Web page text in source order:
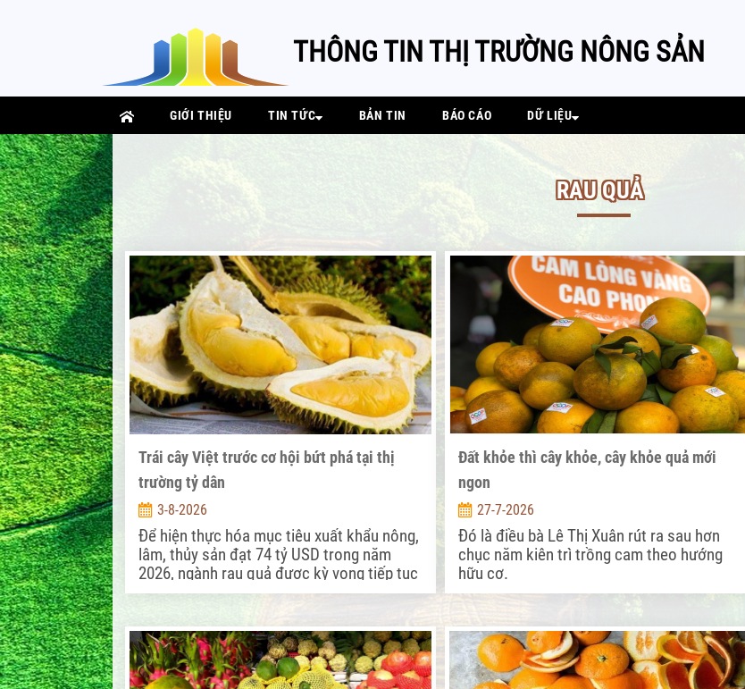
THÔNG TIN THỊ TRƯỜNG NÔNG SẢN
GIỚI THIỆU TIN TỨC BẢN TIN BÁO CÁO DỮ LIỆU
RAU QUẢ
Trái cây Việt trước cơ hội bứt phá tại thị
trường tỷ dân
3-8-2026
Để hiện thực hóa mục tiêu xuất khẩu nông,
lâm, thủy sản đạt 74 tỷ USD trong năm
2026, ngành rau quả được kỳ vọng tiếp tục
là một trong những động lực tăng trưởng
Đất khỏe thì cây khỏe, cây khỏe quả mới
ngon
27-7-2026
Đó là điều bà Lê Thị Xuân rút ra sau hơn
chục năm kiên trì trồng cam theo hướng
hữu cơ.